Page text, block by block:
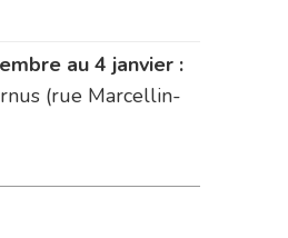
au 4 janvier :
(rue Marcellin-